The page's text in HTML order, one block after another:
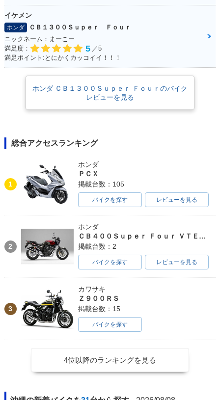
2015年 CB1300 SU
PER FOUR E Pack
age Special Editio
n・特別・限定仕様
PER FOUR E Pack
age・新登場
別・限定仕様
カラーチェンジ
チェンジ
2009年 CB1300 SU
PER FOUR・マイナ
ーチェンジ
2008年 CB1300 SU
PER FOUR ABS・
カラーチェンジ
2008年 CB1300 SU
2008年 CB1300 SU
イケメン
ホンダ
ＣＢ１３００Ｓｕｐｅｒ Ｆｏｕｒ
ニックネーム：まーこー
満足度：
5 ／5
満足ポイント:とにかくカッコイイ！！！
ホンダ ＣＢ１３００Ｓｕｐｅｒ Ｆｏｕｒのバイク
レビューを見る
総合アクセスランキング
1
ホンダ
ＰＣＸ
掲載台数：105
バイクを探す レビューを見る
2
ホンダ
ＣＢ４００Ｓｕｐｅｒ Ｆｏｕｒ ＶＴＥＣ ＳＰＥＣ３
掲載台数：2
バイクを探す レビューを見る
3
カワサキ
Ｚ９００ＲＳ
掲載台数：15
バイクを探す
4位以降のランキングを見る